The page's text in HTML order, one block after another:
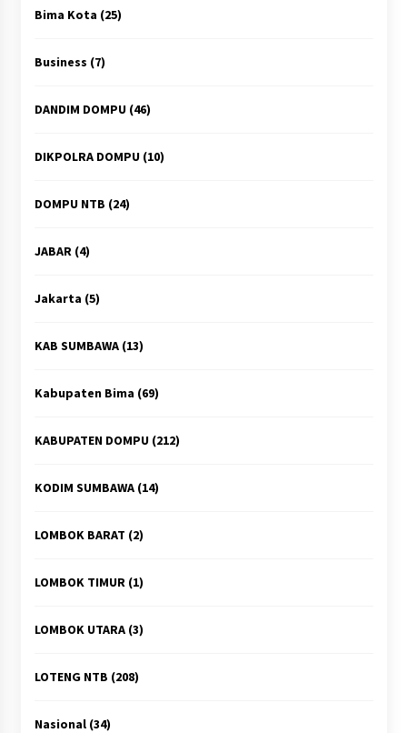
Bima Kota (25)
Business (7)
DANDIM DOMPU(46)
DIKPOLRA DOMPU(10)
DOMPU NTB (24)
JABAR(4)
Jakarta (5)
KAB SUMBAWA(13)
Kabupaten Bima (69)
KABUPATEN DOMPU(212)
KODIM SUMBAWA(14)
LOMBOK BARAT (2)
LOMBOK TIMUR(1)
LOMBOK UTARA(3)
LOTENG NTB (208)
Nasional(34)